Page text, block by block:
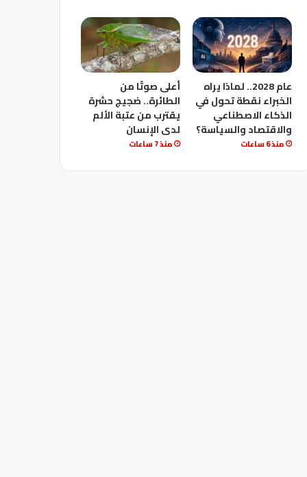
عام 2028.. لماذا يراه
الخبراء نقطة تحول في
الذكاء الاصطناعي
والاقتصاد والسياسة؟
منذ 6 ساعات
أعلى صوتًا من
الطائرة.. ضجيج حشرة
يقترب من عتبة الألم
لدى الإنسان
منذ 7 ساعات